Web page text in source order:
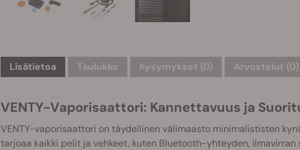
Lisätietoa Taulukko Kysymykset (0) Arvostelut (0)
VENTY-Vaporisaattori: Kannettavuus ja
VENTY-vaporisaattori on täydellinen välimaasto minimalististen
tarjoaa kaikki pelit ja vehkeet, kuten Bluetooth-yhteyden,